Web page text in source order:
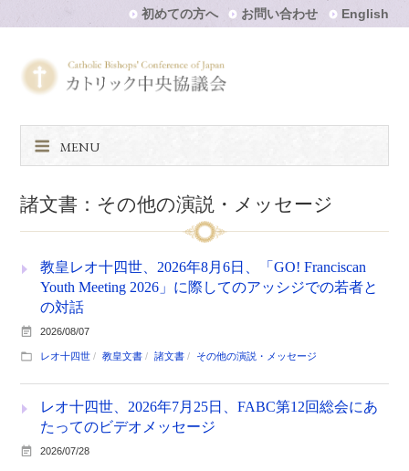
初めての方へ お問い合わせ English
MENU
諸文書：その他の演説・メッセージ
教皇レオ十四世、2026年8月6日、「GO! Franciscan
Youth Meeting 2026」に際してのアッシジでの若者と
の対話
2026/08/07
レオ十四世 教皇文書 諸文書 その他の演説・メッセージ
レオ十四世、2026年7月25日、FABC第12回総会にあ
たってのビデオメッセージ
2026/07/28